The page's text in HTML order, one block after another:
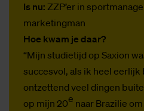
Is nu: ZZP’er in
marketingman
Hoe kwam je daar?
“Mijn studietijd op Saxion
succesvol, als ik heel eerlijk
ontzettend veel dingen
op mijn 20e naar Brazilie